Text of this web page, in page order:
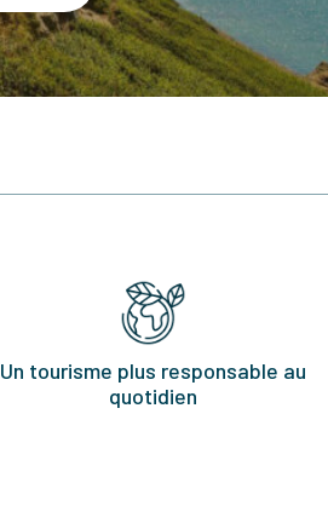
Un tourisme plus responsable au
quotidien